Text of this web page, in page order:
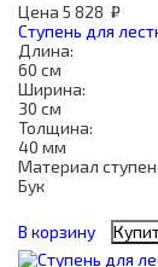
Цена 5 828 ₽
Ступень для
Длина:
60 см
Ширина:
30 см
Толщина:
40 мм
Материал
Бук
В корзину